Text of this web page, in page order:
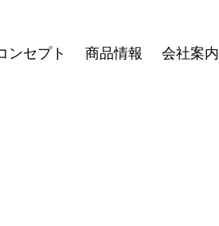
ンセプト 商品情報 会社案内